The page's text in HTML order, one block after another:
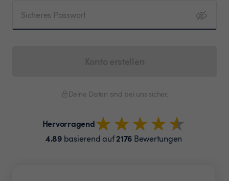
Sicheres Passwort
Deine Daten sind bei uns sicher.
Hervorragend
4.89basierend auf2176 Bewertungen